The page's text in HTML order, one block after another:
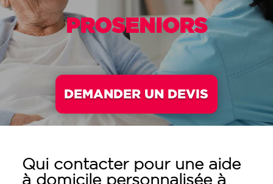
PROSENIORS
DEMANDER UN DEVIS
Qui contacter pour une aide
à domicile personnalisée à